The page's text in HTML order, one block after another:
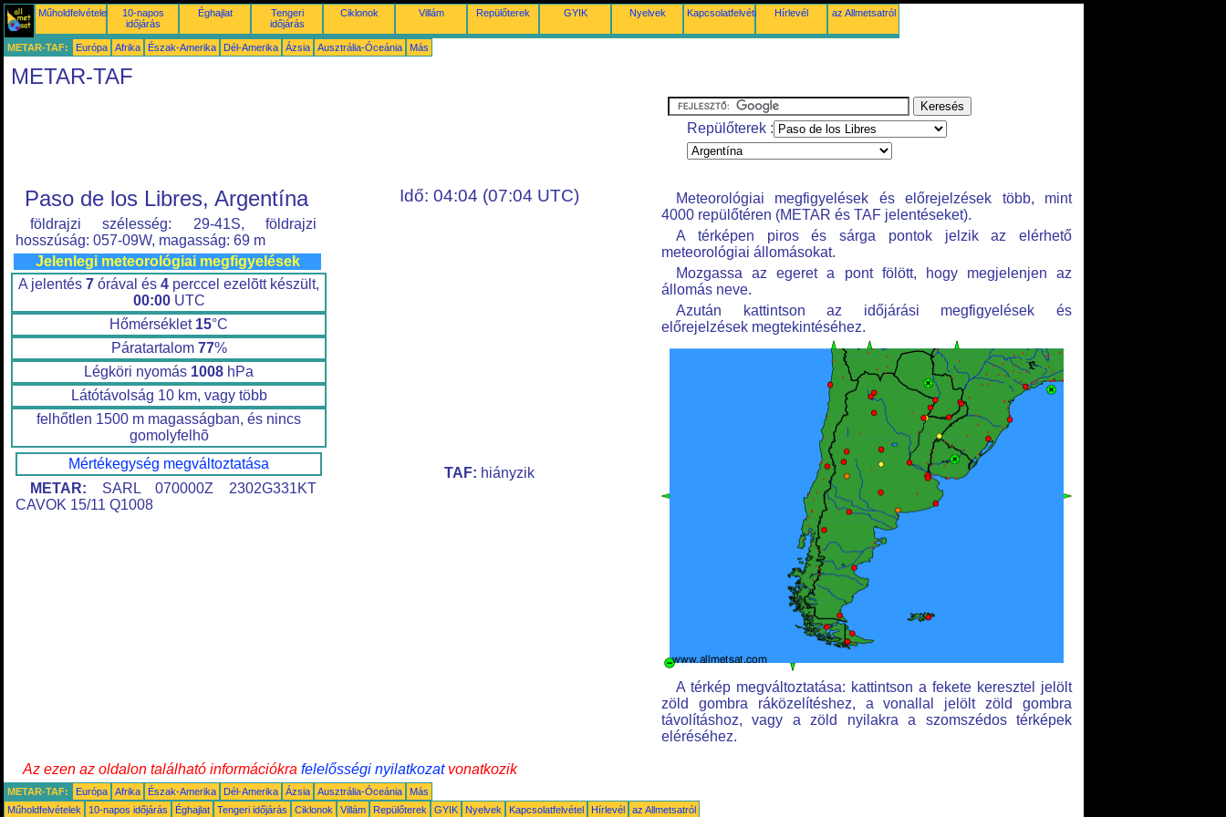
Műholdfelvételek
10-napos
időjárás
Éghajlat
Tengeri
időjárás
Ciklonok Villám Repülőterek GYIK Nyelvek Kapcsolatfelvétel Hírlevél az Allmetsatról
METAR-TAF: Európa Afrika Észak-Amerika Dél-Amerika Ázsia Ausztrália-Óceánia Más
METAR-TAF
Repülőterek :
Paso de los Libres, Argentína
földrajzi szélesség: 29-41S, földrajzi
hosszúság: 057-09W, magasság: 69 m
Jelenlegi meteorológiai megfigyelések
A jelentés 7 órával és 4 perccel ezelõtt készült,
00:00UTC
Hőmérséklet 15°C
Páratartalom 77%
Légköri nyomás 1008 hPa
Látótávolság 10 km, vagy több
felhőtlen 1500 m magasságban, és nincs
gomolyfelhõ
Mértékegység megváltoztatása
METAR: SARL 070000Z 2302G331KT
CAVOK 15/11 Q1008
Idő: 04:04 (07:04 UTC)
TAF: hiányzik
Meteorológiai megfigyelések és előrejelzések több, mint
4000 repülőtéren (METAR és TAF jelentéseket).
A térképen piros és sárga pontok jelzik az elérhető
meteorológiai állomásokat.
Mozgassa az egeret a pont fölött, hogy megjelenjen az
állomás neve.
Azután kattintson az időjárási megfigyelések és
előrejelzések megtekintéséhez.
A térkép megváltoztatása: kattintson a fekete keresztel jelölt
zöld gombra ráközelítéshez, a vonallal jelölt zöld gombra
távolításhoz, vagy a zöld nyilakra a szomszédos térképek
eléréséhez.
Az ezen az oldalon található információkra felelősségi nyilatkozatvonatkozik
METAR-TAF: Európa Afrika Észak-Amerika Dél-Amerika Ázsia Ausztrália-Óceánia
Más
Műholdfelvételek
10-napos időjárás Éghajlat Tengeri időjárás Ciklonok Villám Repülőterek GYIK Nyelvek Kapcsolatfelvétel Hírlevél az Allmetsatról